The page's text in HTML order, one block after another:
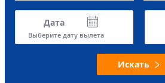
Дата
Выберите дату вылета
Искать